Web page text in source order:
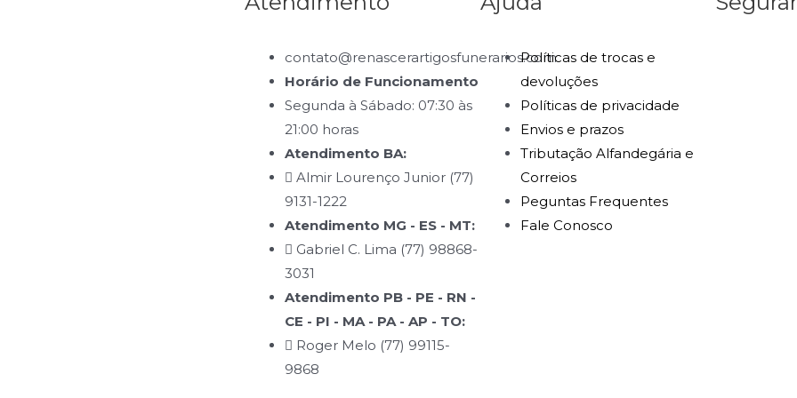
contato@renascerartigosfunerarios.com
Horário de Funcionamento
Segunda à Sábado: 07:30 às
21:00 horas
Atendimento BA:
Almir Lourenço Junior (77)
9131-1222
Atendimento MG - ES - MT:
Gabriel C. Lima (77) 98868-
3031
Atendimento PB - PE - RN -
CE - PI - MA - PA - AP - TO:
Roger Melo (77) 99115-
9868
Políticas de trocas e
devoluções
Políticas de privacidade
Envios e prazos
Tributação Alfandegária e
Correios
Peguntas Frequentes
Fale Conosco